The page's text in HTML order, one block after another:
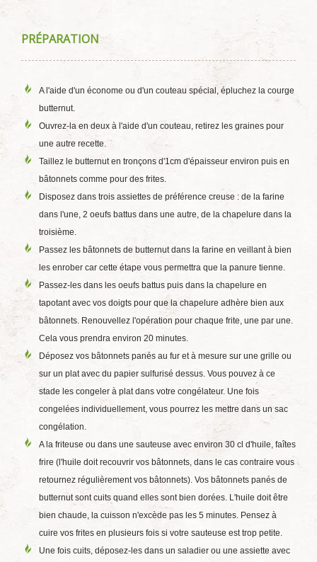
PRÉPARATION
A l'aide d'un économe ou d'un couteau spécial, épluchez la courge
butternut.
Ouvrez-la en deux à l'aide d'un couteau, retirez les graines pour
une autre recette.
Taillez le butternut en tronçons d'1cm d'épaisseur environ puis en
bâtonnets comme pour des frites.
Disposez dans trois assiettes de préférence creuse : de la farine
dans l'une, 2 oeufs battus dans une autre, de la chapelure dans la
troisième.
Passez les bâtonnets de butternut dans la farine en veillant à bien
les enrober car cette étape vous permettra que la panure tienne.
Passez-les dans les oeufs battus puis dans la chapelure en
tapotant avec vos doigts pour que la chapelure adhère bien aux
bâtonnets. Renouvellez l'opération pour chaque frite, une par une.
Cela vous prendra environ 20 minutes.
Déposez vos bâtonnets panés au fur et à mesure sur une grille ou
sur un plat avec du papier sulfurisé dessus. Vous pouvez à ce
stade les congeler à plat dans votre congélateur. Une fois
congelées individuellement, vous pourrez les mettre dans un sac
congélation.
A la friteuse ou dans une sauteuse avec environ 30 cl d'huile, faîtes
frire (l'huile doit recouvrir vos bâtonnets, dans le cas contraire vous
retournez régulièrement vos bâtonnets). Vos bâtonnets panés de
butternut sont cuits quand elles sont bien dorées. L'huile doit être
bien chaude, la cuisson n'excède pas les 5 minutes. Pensez à
cuire vos frites en plusieurs fois si votre sauteuse est trop petite.
Une fois cuits, déposez-les dans un saladier ou une assiette avec